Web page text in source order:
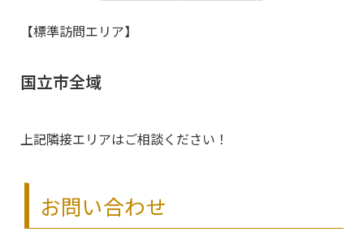
【標準訪問エリア】
国立市全域
上記隣接エリアはご相談ください！
お問い合わせ